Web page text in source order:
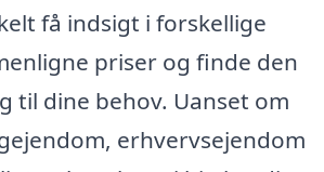
få indsigt i forskellige
priser og finde den
til dine behov. Uanset om
erhvervsejendom